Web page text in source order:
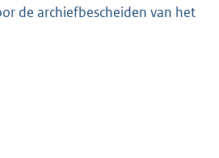
de archiefbescheiden van het